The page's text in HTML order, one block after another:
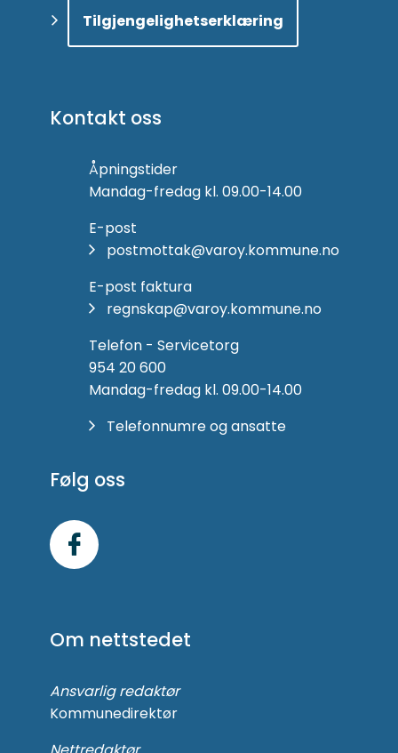
Tilgjengelighetserklæring
Kontakt oss
Åpningstider
Mandag-fredag kl. 09.00-14.00
E-post
postmottak@varoy.kommune.no
E-post faktura
regnskap@varoy.kommune.no
Telefon - Servicetorg
954 20 600
Mandag-fredag kl. 09.00-14.00
Telefonnumre og ansatte
Følg oss
Facebook
Om nettstedet
Ansvarlig redaktør
Kommunedirektør